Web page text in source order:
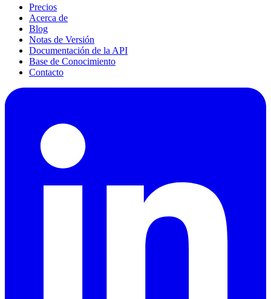
Precios
Acerca de
Blog
Notas de Versión
Documentación de la API
Base de Conocimiento
Contacto